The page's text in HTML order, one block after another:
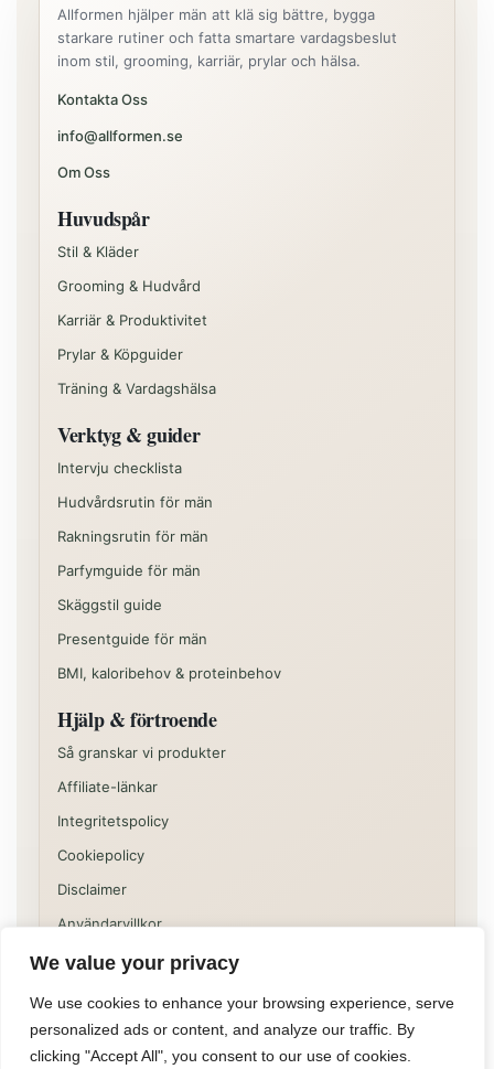
We value your privacy
We use cookies to enhance your browsing experience, serve
personalized ads or content, and analyze our traffic. By
clicking "Accept All", you consent to our use of cookies.
Allformen hjälper män att klä sig bättre, bygga
starkare rutiner och fatta smartare vardagsbeslut
inom stil, grooming, karriär, prylar och hälsa.
Kontakta Oss
info@allformen.se
Om Oss
Huvudspår
Stil & Kläder
Grooming & Hudvård
Karriär & Produktivitet
Prylar & Köpguider
Träning & Vardagshälsa
Verktyg & guider
Intervju checklista
Hudvårdsrutin för män
Rakningsrutin för män
Parfymguide för män
Skäggstil guide
Presentguide för män
BMI, kaloribehov & proteinbehov
Hjälp & förtroende
Så granskar vi produkter
Affiliate-länkar
Integritetspolicy
Cookiepolicy
Disclaimer
Användarvillkor
Vissa delar av sajten kan innehålla kommersiella
rekommendationer eller affiliatelänkar. Innehållet på
Allformen är informativt och ska inte ses som individuell
medicinsk, juridisk eller finansiell rådgivning.